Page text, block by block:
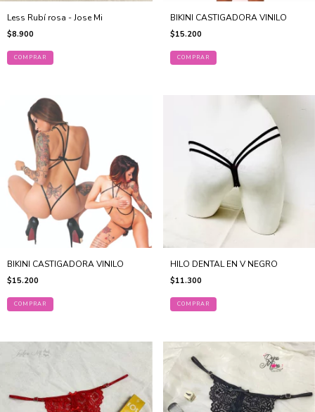
Less Rubí rosa - Jose Mi
$8.900
COMPRAR
BIKINI CASTIGADORA VINILO
$15.200
BIKINI CASTIGADORA VINILO
$15.200
HILO DENTAL EN V NEGRO
$11.300
COMPRAR